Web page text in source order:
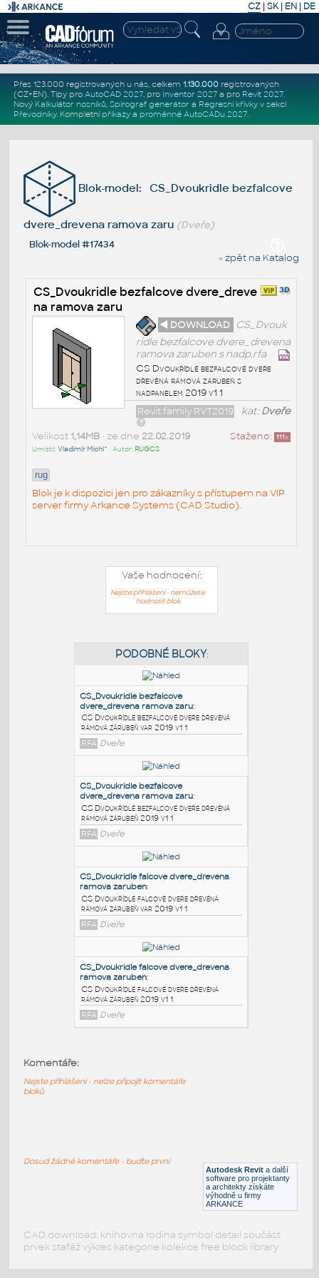
CZ | SK| EN | DE
Přes 123.000 registrovaných u nás, celkem 1.130.000registrovaných
(CZ+EN). Tipy pro AutoCAD 2027, pro Inventor 2027a pro Revit 2027.
Nový Kalkulátor nosníků, Spirograf generátor a Regresní křivkyv sekci
Převodníky. Kompletní příkazya proměnné AutoCADu 2027.
Blok-model: CS_Dvoukridle bezfalcove
dvere_drevena ramova zaru (Dveře)
Blok-model #17434
« zpět na Katalog
CS_Dvoukridle bezfalcove dvere_dreve
na ramova zaru
◄ DOWNLOAD CS_Dvouk
ridle bezfalcove dvere_drevena
ramova zaruben s nadp.rfa
CS Dvoukřídlé bezfalcové dveře
dřevěná rámová zárubeň s
nadpanelem 2019 v1 1
kat:Dveře
Revit family RVT2019
Staženo: 111x
Velikost 1,14MB• ze dne 22.02.2019
Umístil:Vladimír Michl^ • Autor: RUGCS
rug
Blok je k dispozici jen pro zákazníky s přístupem na VIP
server firmy Arkance Systems (CAD Studio).
Vaše hodnocení:
Nejste přihlášeni - nemůžete
hodnotit blok
PODOBNÉ BLOKY
CS_Dvoukridle bezfalcove
dvere_drevena ramova zaru
CS Dvoukřídlé bezfalcové dveře dřevěná
rámová zárubeň var 2019 v1 1
RFA Dveře
CS_Dvoukridle bezfalcove
dvere_drevena ramova zaru:
CS Dvoukřídlé bezfalcové dveře dřevěná
rámová zárubeň 2019 v1 1
RFA Dveře
RFA Dveře
CS Dvoukřídlé falcové dveře dřevěná
Autodesk Revit a další
software pro projektanty
a architekty získáte
výhodně u firmy
ARKANCE
Komentáře:
Nejste přihlášeni - nelze připojit komentáře
bloků
Dosud žádné komentáře - buďte první
CAD download: knihovna rodina symbol detail součást
prvek stafáž výkres kategorie kolekce free block library